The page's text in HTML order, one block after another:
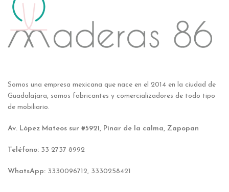
Somos una empresa mexicana que nace en el 2014 en la ciudad de
Guadalajara, somos fabricantes y comercializadores de todo tipo
de mobiliario.
Av. López Mateos sur #5921, Pinar de la calma, Zapopan
Teléfono: 33 2737 8992
WhatsApp: 3330096712, 3330258421